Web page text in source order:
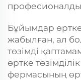
професионалды
Бұйымдар
жабылған, ал
төзімді
өртке
фермасының